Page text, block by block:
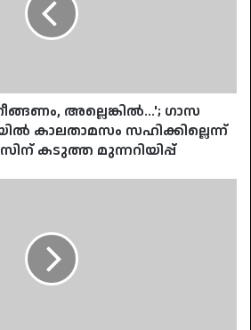
അല്ലെങ്കിൽ...'; ഗാസ
കാലതാമസം സഹിക്കില്ലെന്ന്
കടുത്ത മുന്നറിയിപ്പ്